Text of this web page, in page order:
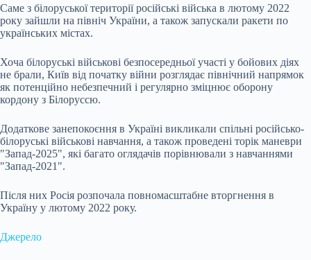
Саме з білоруської території російські війська в лютому 2022
року зайшли на північ України, а також запускали ракети по
українських містах.
Хоча білоруські військові безпосередньої участі у бойових діях
не брали, Київ від початку війни розглядає північний напрямок
як потенційно небезпечний і регулярно зміцнює оборону
кордону з Білоруссю.
Додаткове занепокоєння в Україні викликали спільні російсько-
білоруські військові навчання, а також проведені торік маневри
"Запад-2025", які багато оглядачів порівнювали з навчаннями
"Запад-2021".
Після них Росія розпочала повномасштабне вторгнення в
Україну у лютому 2022 року.
Джерело